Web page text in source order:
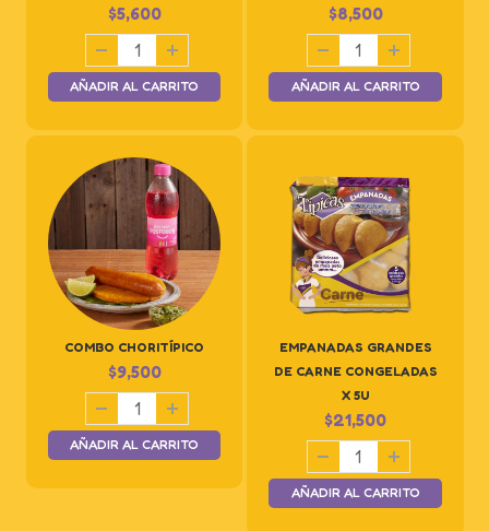
$5,600
AÑADIR AL CARRITO
$8,500
AÑADIR AL CARRITO
COMBO CHORITÍPICO
$9,500
AÑADIR AL CARRITO
EMPANADAS GRANDES
DE CARNE CONGELADAS
X 5U
$21,500
AÑADIR AL CARRITO